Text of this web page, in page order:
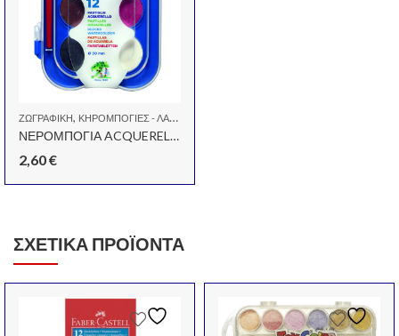
ΖΩΓΡΑΦΙΚΉ, ΚΗΡΟΜΠΟΓΙΈΣ - ΛΑΔΟΠΑΣΤΈΛ
ΝΕΡΟΜΠΟΓΙΑ ACQUERELLI 12 ΧΡΩΜΑΤΑ
2,60€
ΣΧΕΤΙΚΆ ΠΡΟΪΌΝΤΑ